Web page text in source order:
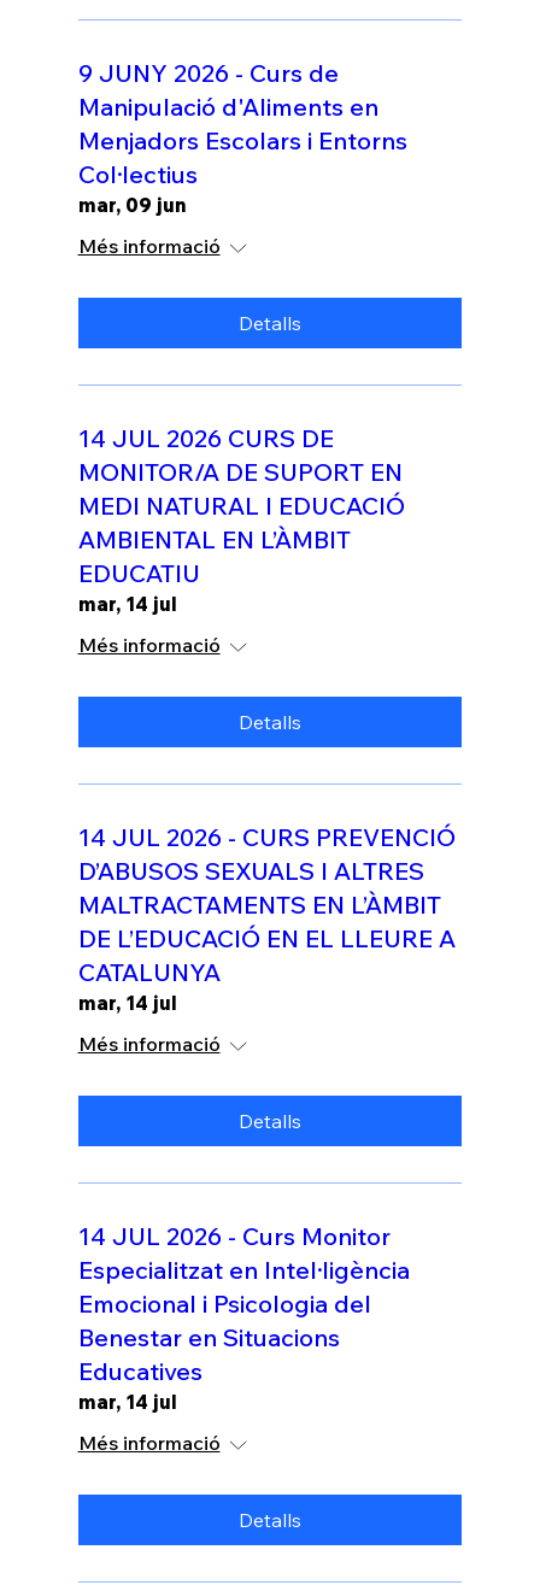
9 JUNY 2026 - Curs de
Manipulació d'Aliments en
Menjadors Escolars i Entorns
Col·lectius
mar, 09 jun
Més informació
Detalls
14 JUL 2026 CURS DE
MONITOR/A DE SUPORT EN
MEDI NATURAL I EDUCACIÓ
AMBIENTAL EN L’ÀMBIT
EDUCATIU
mar, 14 jul
Més informació
Detalls
14 JUL 2026 - CURS PREVENCIÓ
D’ABUSOS SEXUALS I ALTRES
MALTRACTAMENTS EN L’ÀMBIT
DE L’EDUCACIÓ EN EL LLEURE A
CATALUNYA
mar, 14 jul
Més informació
Detalls
14 JUL 2026 - Curs Monitor
Especialitzat en Intel·ligència
Emocional i Psicologia del
Benestar en Situacions
Educatives
mar, 14 jul
Més informació
Detalls